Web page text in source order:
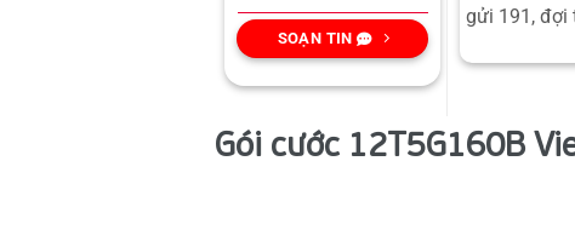
SOẠN TIN
gửi 191, đợi
Gói cước 12T5G160B